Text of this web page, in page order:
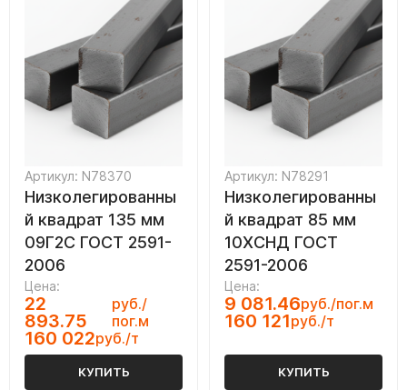
Артикул: N78370
Низколегированны
й квадрат 135 мм
09Г2С ГОСТ 2591-
2006
Цена:
22
893.75
руб./
пог.м
160 022руб./т
КУПИТЬ
Артикул: N78291
Низколегированны
й квадрат 85 мм
10ХСНД ГОСТ
2591-2006
Цена:
9 081.46руб./пог.м
160 121руб./т
КУПИТЬ